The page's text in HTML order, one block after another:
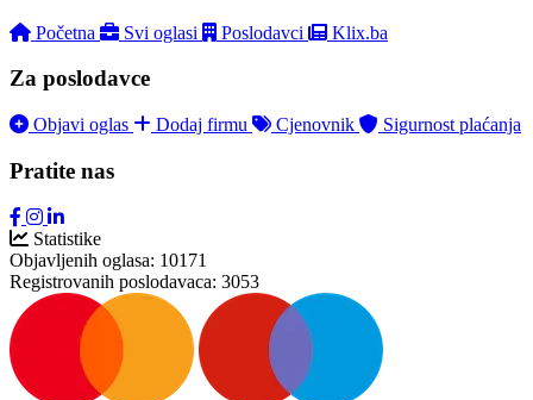
Početna Svi oglasi Poslodavci Klix.ba
Za poslodavce
Objavi oglas Dodaj firmu Cjenovnik Sigurnost plaćanja
Pratite nas
Statistike
Objavljenih oglasa: 10171
Registrovanih poslodavaca: 3053